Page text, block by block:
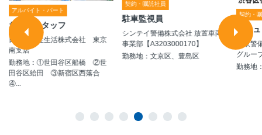
アルバイト・パート
お掃除スタッフ
日本総合住生活株式会社 東京
南支店
勤務地：①世田谷区船橋 ②世
田谷区給田 ③新宿区西落合
④...
契約・嘱託社員
駐車監視員
シンテイ警備株式会社 放置車両
事業部【A3203000170】
勤務地：文京区、豊島区
契約・
セキ
極東警
グルー
勤務地